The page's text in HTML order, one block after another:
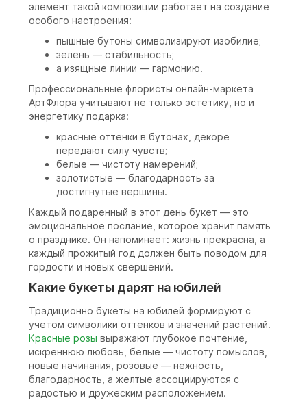
элемент такой композиции работает на создание
особого настроения:
пышные бутоны символизируют изобилие;
зелень — стабильность;
а изящные линии — гармонию.
Профессиональные флористы онлайн-маркета
АртФлора учитывают не только эстетику, но и
энергетику подарка:
красные оттенки в бутонах, декоре
передают силу чувств;
белые — чистоту намерений;
золотистые — благодарность за
достигнутые вершины.
Каждый подаренный в этот день букет — это
эмоциональное послание, которое хранит память
о празднике. Он напоминает: жизнь прекрасна, а
каждый прожитый год должен быть поводом для
гордости и новых свершений.
Какие букеты дарят на юбилей
Традиционно букеты на юбилей формируют с
учетом символики оттенков и значений растений.
Красные розы выражают глубокое почтение,
искреннюю любовь, белые — чистоту помыслов,
новые начинания, розовые — нежность,
благодарность, а желтые ассоциируются с
радостью и дружеским расположением.